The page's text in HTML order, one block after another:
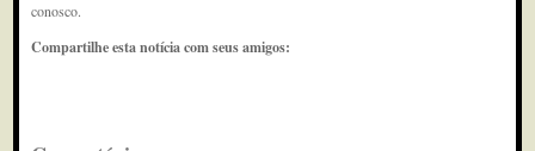
conosco.
Compartilhe esta notícia com seus amigos: